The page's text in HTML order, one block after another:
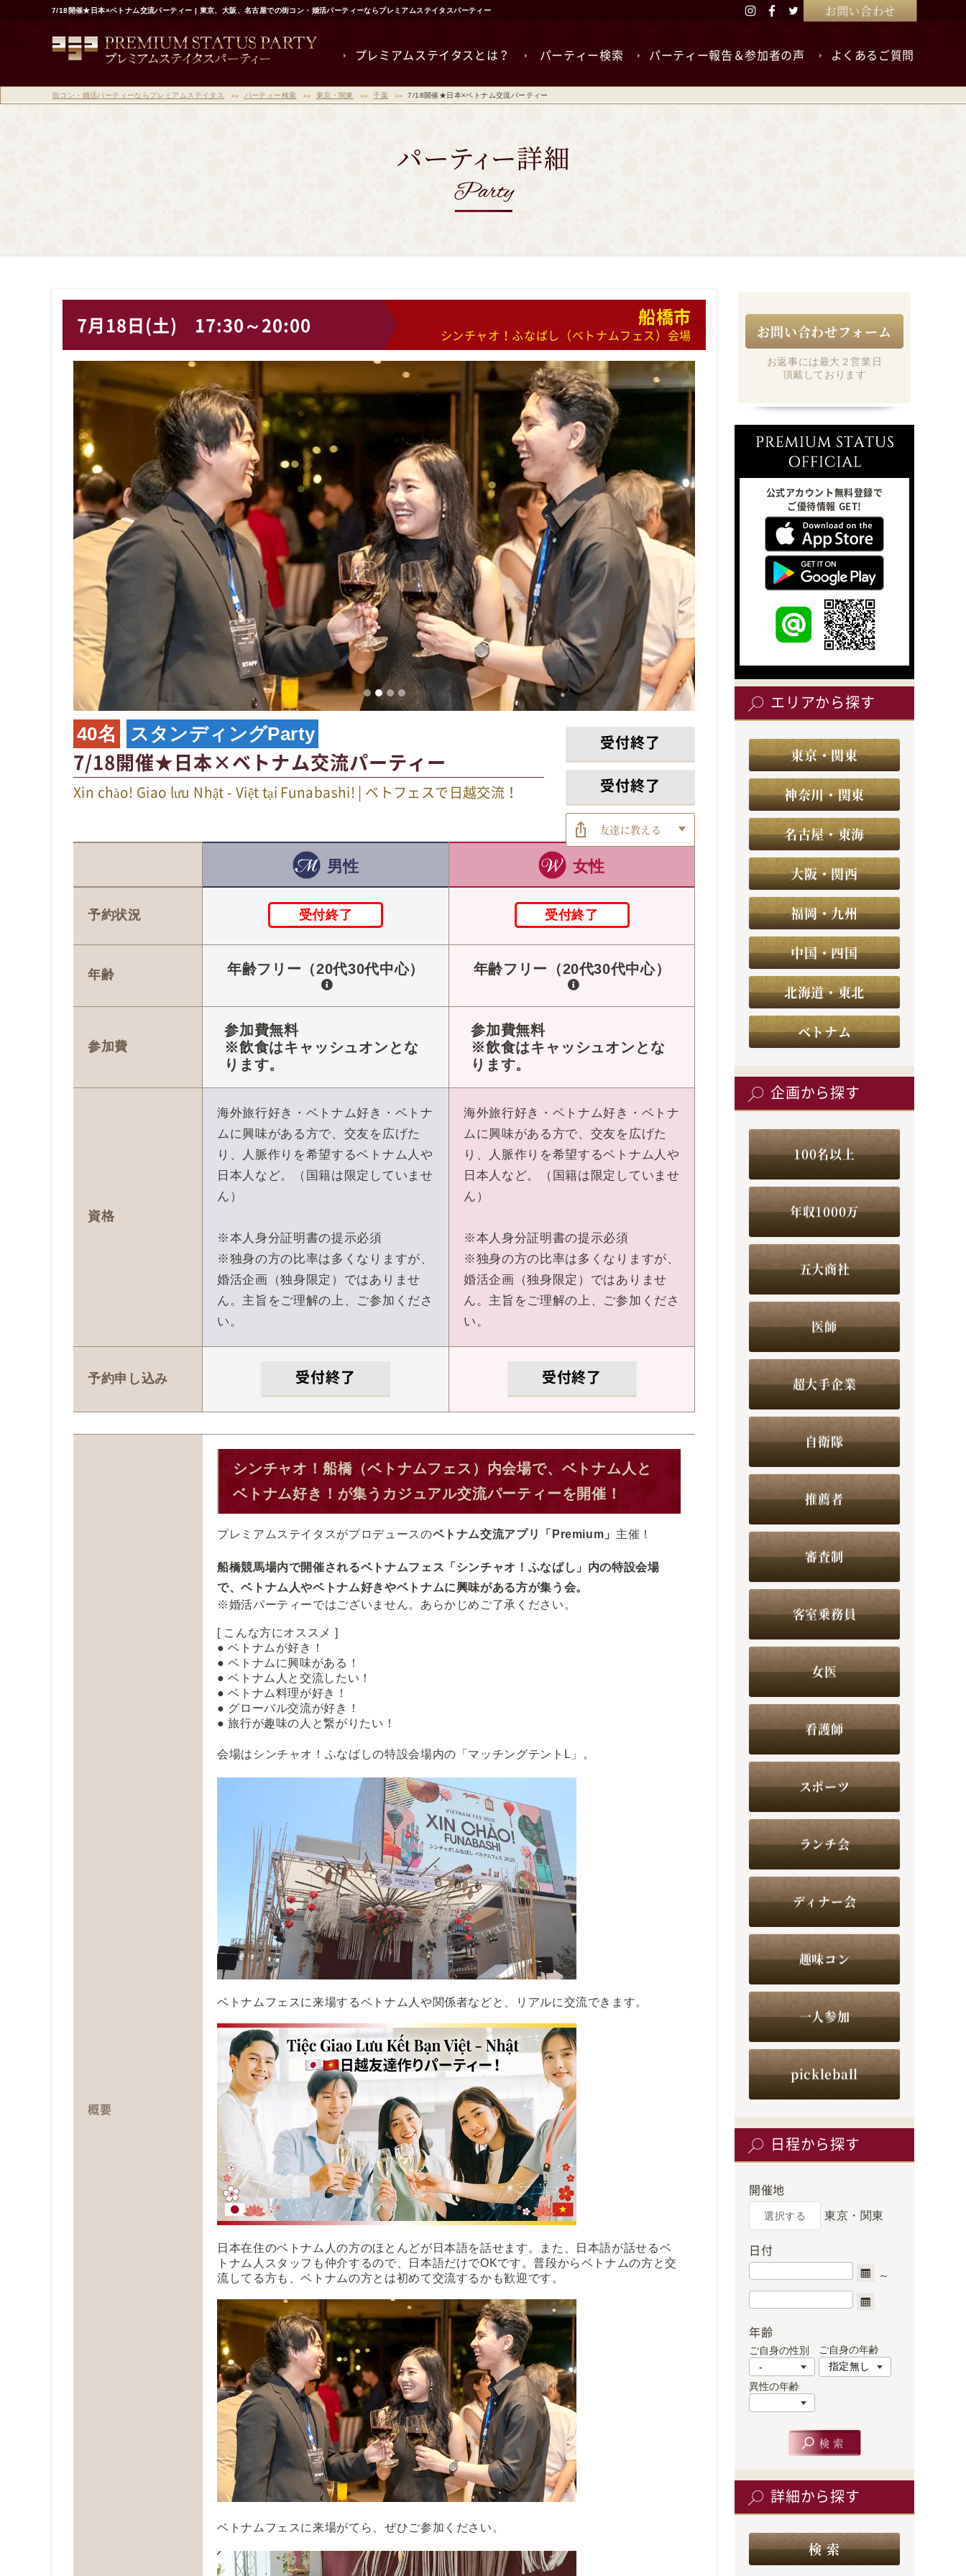
7/18開催★日本×ベトナム交流パーティー | 東京、大阪、名古屋での街コン・婚活パーティーならプレミアムステイタスパーティー お問い合わせ
プレミアムステイタスとは？ パーティー検索 パーティー報告＆参加者の声 よくあるご質問
街コン・婚活パーティーならプレミアムステイタス パーティー検索 東京・関東 千葉 7/18開催★日本×ベトナム交流パーティー
7月18日(土) 17:30～20:00 船橋市
シンチャオ！ふなばし（ベトナムフェス）会場
40名 スタンディングParty
7/18開催★日本×ベトナム交流パーティー
Xin chào! Giao lưu Nhật - Việt tại Funabashi! | ベトフェスで日越交流！
受付終了
受付終了
友達に教える
男性
予約状況 受付終了
年齢 年齢フリー（20代30代中心）
参加費
参加費無料
※飲食はキャッシュオンとな
ります。
資格
海外旅行好き・ベトナム好き・ベトナ
ムに興味がある方で、交友を広げた
り、人脈作りを希望するベトナム人や
日本人など。（国籍は限定していませ
ん）
※本人身分証明書の提示必須
※独身の方の比率は多くなりますが、
婚活企画（独身限定）ではありませ
ん。主旨をご理解の上、ご参加くださ
い。
予約申し込み 受付終了
女性
受付終了
年齢フリー（20代30代中心）
参加費無料
※飲食はキャッシュオンとな
ります。
海外旅行好き・ベトナム好き・ベトナ
ムに興味がある方で、交友を広げた
り、人脈作りを希望するベトナム人や
日本人など。（国籍は限定していませ
ん）
※本人身分証明書の提示必須
※独身の方の比率は多くなりますが、
婚活企画（独身限定）ではありませ
ん。主旨をご理解の上、ご参加くださ
い。
受付終了
概要
シンチャオ！船橋（ベトナムフェス）内会場で、ベトナム人と
ベトナム好き！が集うカジュアル交流パーティーを開催！
プレミアムステイタスがプロデュースのベトナム交流アプリ「Premium」 主催！
船橋競馬場内で開催されるベトナムフェス 「シンチャオ！ふなばし」 内の特設会場
で、ベトナム人やベトナム好きやベトナムに興味がある方が集う会。
※婚活パーティーではございません。あらかじめご了承ください。
[ こんな方にオススメ ]
● ベトナムが好き！
● ベトナムに興味がある！
● ベトナム人と交流したい！
● ベトナム料理が好き！
● グローバル交流が好き！
● 旅行が趣味の人と繋がりたい！
会場は シンチャオ！ふなばしの特設会場内の「マッチングテントL」。
ベトナムフェスに来場するベトナム人や関係者などと、リアルに交流できます。
日本在住のベトナム人の方のほとんどが日本語を話せます。また、日本語が話せるベ
トナム人スタッフも仲介するので、日本語だけでOKです。普段からベトナムの方と交
流してる方も、ベトナムの方とは初めて交流するかも歓迎です。
ベトナムフェスに来場がてら、ぜひご参加ください。
お問い合わせフォーム
お返事には最大２営業日
頂戴しております
公式アカウント無料登録で
ご優待情報 GET!
エリアから探す
東京・関東
神奈川・関東
名古屋・東海
大阪・関西
福岡・九州
中国・四国
北海道・東北
ベトナム
企画から探す
100名以上
年収1000万
五大商社
医師
超大手企業
自衛隊
推薦者
審査制
客室乗務員
女医
看護師
スポーツ
ランチ会
ディナー会
趣味コン
一人参加
pickleball
日程から探す
開催地
選択する 東京・関東
日付
年齢
ご自身の性別 ご自身の年齢
異性の年齢
詳細から探す
検 索